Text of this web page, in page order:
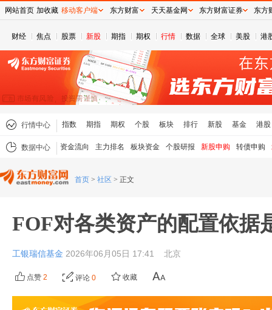
财经 焦点 股票 新股 期指 期权 行情 数据 全球 美股 港
行情中心 指数 期指 期权 个股 板块 排行 新股 基金 港股
数据中心 资金流向 主力排名 板块资金 个股研报 新股申购 转债申购
首页 > 社区 > 正文
FOF对各类资产的配置依据
工银瑞信基金 2026年06月05日 17:41 北京
点赞 2 评论 0 收藏
网站首页 加收藏 移动客户端 东方财富 天天基金网 东方财富证券 东方